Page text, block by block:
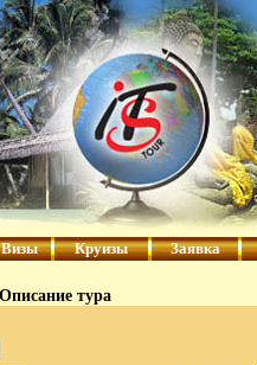
Визы Круизы Заявка
Описание тура